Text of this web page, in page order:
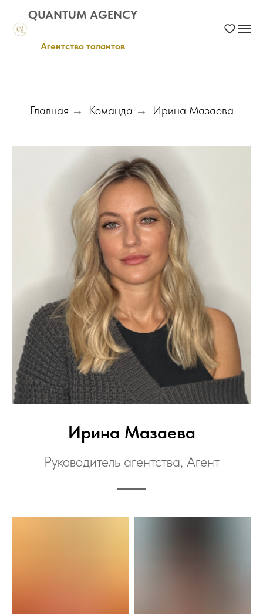
QUANTUM AGENCY
Агентство талантов
Главная → Команда → Ирина Мазаева
Ирина Мазаева
Руководитель агентства, Агент